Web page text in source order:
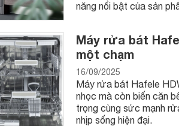
Kangaroo KG262
360 độ có công suất không quá lớn
đến không gian sống của gia đình
Green Life GL611
năng nổi bật của sản
Máy rửa bát
một chạm
16/09/2025
Máy rửa bát Hafele
nhọc mà còn biến căn
trọng cùng sức mạnh
nhịp sống hiện đại.